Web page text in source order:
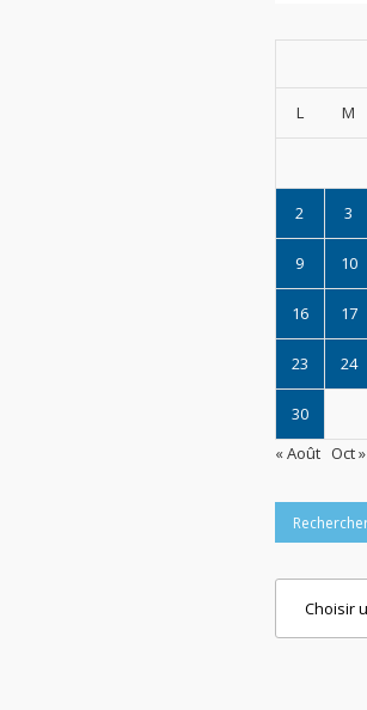
L M
2 3
9 10
16 17
23 24
30
« Août Oct »